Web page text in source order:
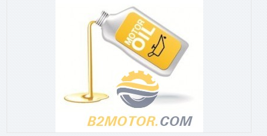
Посмотреть график платежей по сервису и оставшуюся
сумму к погашению, а также досрочно погасить кредит
можно в Приват24, меню «Мои счета» - «Оплата частями»
Есть ли дополнительные комиссии, страховки и т.
Если ежемесячный платеж по сервису списывается в счет
кредитных средств, взимается комиссия 4% от суммы